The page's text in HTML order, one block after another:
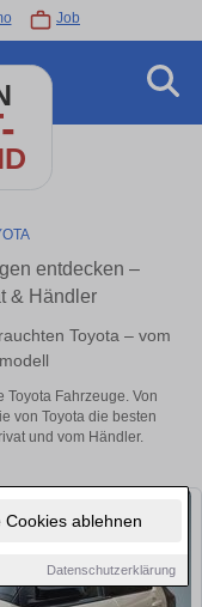
Cookies ablehnen
Datenschutzerklärung
Job
entdecken –
& Händler
Toyota – vom
Fahrzeuge. Von
von Toyota die besten
und vom Händler.